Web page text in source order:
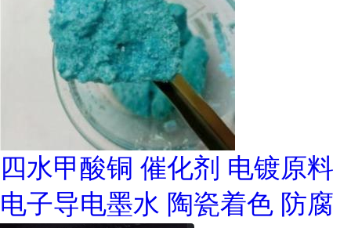
四水甲酸铜 催化剂 电镀原料
电子导电墨水 陶瓷着色 防腐